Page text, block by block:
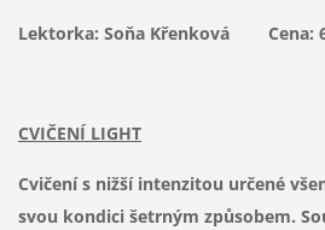
Lektorka: Soňa Křenková Cena:
CVIČENÍ LIGHT
Cvičení s nižší intenzitou určené
svou kondici šetrným způsobem.